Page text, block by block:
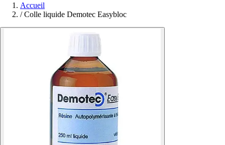
Accueil
/ Colle liquide Demotec Easybloc